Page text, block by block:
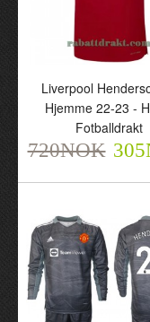
Liverpool
Hjemme 22-23 -
Fotballdrakt
720NOK